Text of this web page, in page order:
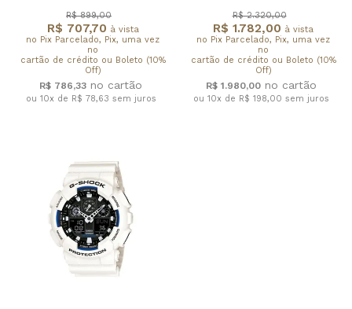
R$ 707,70 à vista
no Pix Parcelado, Pix, uma vez
no
cartão de crédito ou Boleto (10%
Off)
R$ 899,00
R$ 786,33
ou 10x de R$ 78,63 sem juros
R$ 1.782,00 à vista
no Pix Parcelado, Pix, uma vez
no
cartão de crédito ou Boleto (10%
Off)
R$ 2.320,00
R$ 1.980,00
ou 10x de R$ 198,00 sem juros